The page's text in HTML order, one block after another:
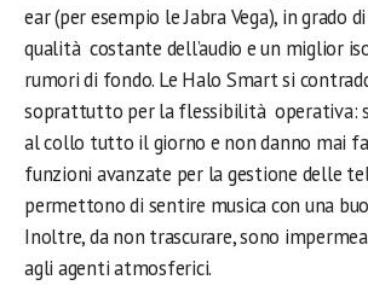
ear (per esempio le Jabra Vega), in grado
qualità costante dell’audio e un miglior
rumori di fondo. Le Halo Smart si
soprattutto per la flessibilità operativa:
al collo tutto il giorno e non danno mai
funzioni avanzate per la gestione delle
permettono di sentire musica con una
Inoltre, da non trascurare, sono
agli agenti atmosferici.